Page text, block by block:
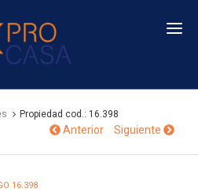
Propiedad cod.: 16.398
Anterior Siguiente
16.398